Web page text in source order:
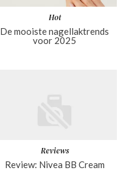
Hot
De mooiste nagellaktrends
voor 2025
Reviews
Review: Nivea BB Cream